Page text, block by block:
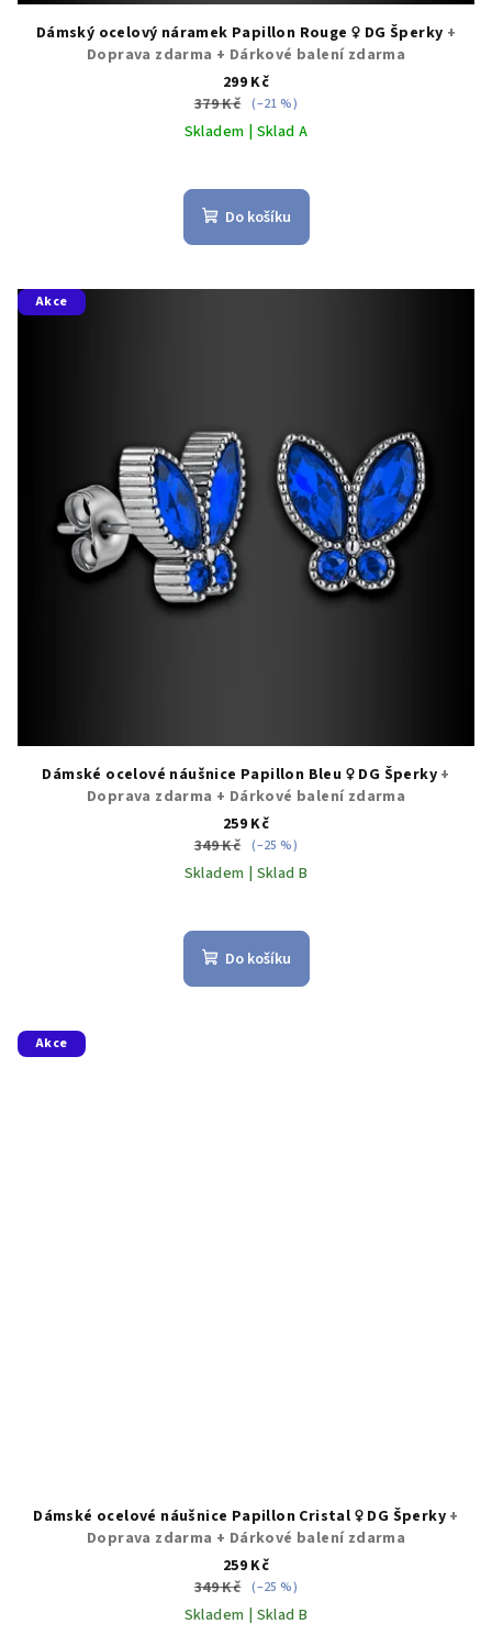
Dámský ocelový náramek Papillon Rouge ♀️ DG Šperky +
Doprava zdarma + Dárkové balení zdarma
299 Kč
379 Kč (–21 %)
Skladem | Sklad A
Do košíku
Akce
Dámské ocelové náušnice Papillon Bleu ♀️ DG Šperky +
Doprava zdarma + Dárkové balení zdarma
259 Kč
349 Kč (–25 %)
Skladem | Sklad B
Do košíku
Akce
Dámské ocelové náušnice Papillon Cristal ♀️ DG Šperky +
Doprava zdarma + Dárkové balení zdarma
259 Kč
349 Kč (–25 %)
Skladem | Sklad B